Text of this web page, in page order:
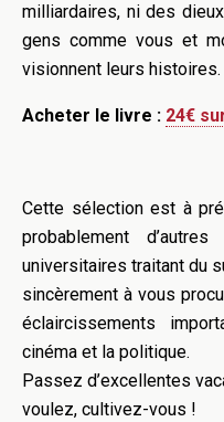
milliardaires, ni des
gens comme vous et
visionnent leurs histoires.
Acheter le livre : 24€
Cette sélection est à
probablement
universitaires traitant du
sincèrement à vous
éclaircissements
cinéma et la politique.
Passez d’excellentes
voulez, cultivez-vous !